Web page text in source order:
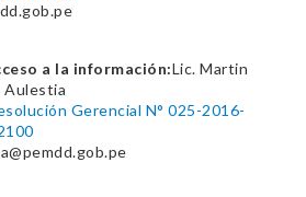
a la información:Lic. Martin
Aulestia
Gerencial N° 025-2016-